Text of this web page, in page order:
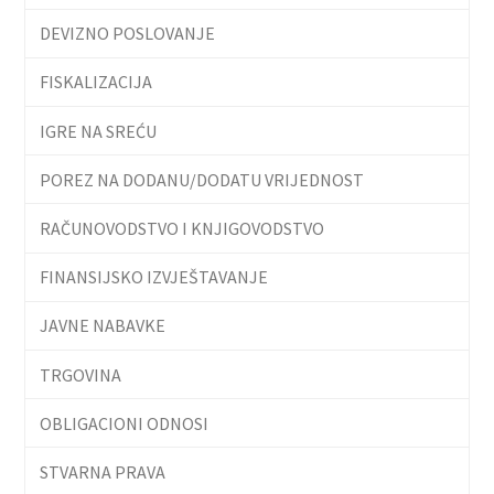
DEVIZNO POSLOVANJE
FISKALIZACIJA
IGRE NA SREĆU
POREZ NA DODANU/DODATU VRIJEDNOST
RAČUNOVODSTVO I KNJIGOVODSTVO
FINANSIJSKO IZVJEŠTAVANJE
JAVNE NABAVKE
TRGOVINA
OBLIGACIONI ODNOSI
STVARNA PRAVA